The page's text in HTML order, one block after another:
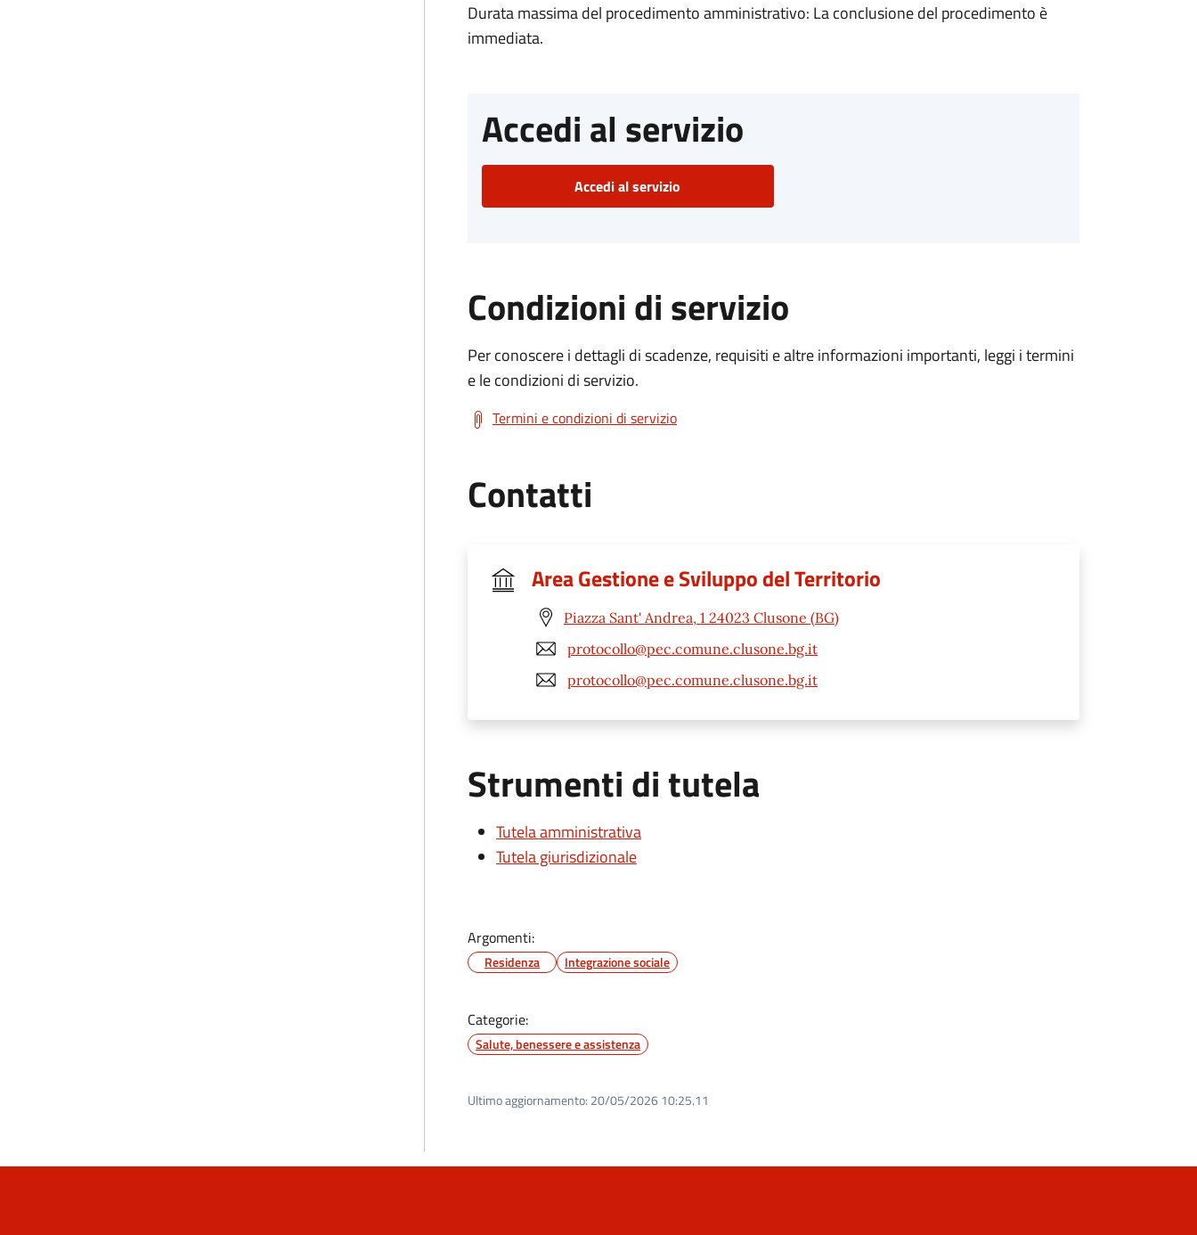
Durata massima del procedimento amministrativo: La conclusione del procedimento è
immediata.
Accedi al servizio
Accedi al servizio
Condizioni di servizio
Per conoscere i dettagli di scadenze, requisiti e altre informazioni importanti, leggi i termini
e le condizioni di servizio.
Termini e condizioni di servizio
Contatti
Area Gestione e Sviluppo del Territorio
Piazza Sant' Andrea, 1 24023 Clusone (BG)
protocollo@pec.comune.clusone.bg.it
protocollo@pec.comune.clusone.bg.it
Strumenti di tutela
Tutela amministrativa
Tutela giurisdizionale
Argomenti:
Residenza Integrazione sociale
Categorie:
Salute, benessere e assistenza
Ultimo aggiornamento: 20/05/2026 10:25.11